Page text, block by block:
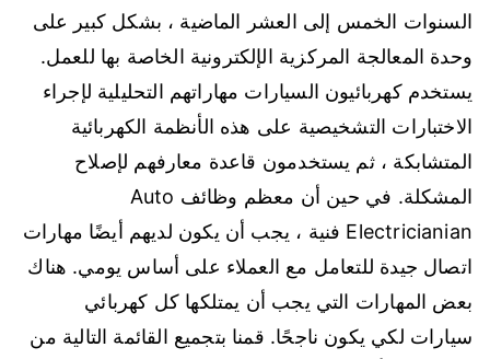
السنوات الخمس إلى العشر الماضية ، بشكل كبير على
وحدة المعالجة المركزية الإلكترونية الخاصة بها للعمل.
يستخدم كهربائيون السيارات مهاراتهم التحليلية لإجراء
الاختبارات التشخيصية على هذه الأنظمة الكهربائية
المتشابكة ، ثم يستخدمون قاعدة معارفهم لإصلاح
المشكلة. في حين أن معظم وظائف Auto
Electricianian فنية ، يجب أن يكون لديهم أيضًا مهارات
اتصال جيدة للتعامل مع العملاء على أساس يومي. هناك
بعض المهارات التي يجب أن يمتلكها كل كهربائي
سيارات لكي يكون ناجحًا. قمنا بتجميع القائمة التالية من